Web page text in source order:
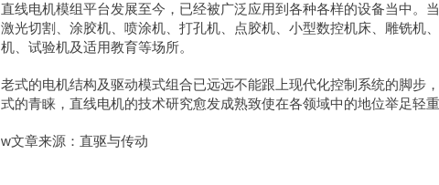
直线电机模组平台发展至今，已经被广泛应用到各种各样的设备当中。
激光切割、涂胶机、喷涂机、打孔机、点胶机、小型数控机床、雕铣机
机、试验机及适用教育等场所。
老式的电机结构及驱动模式组合已远远不能跟上现代化控制系统的脚步
式的青睐，直线电机的技术研究愈发成熟致使在各领域中的地位举足轻重
w文章来源：直驱与传动